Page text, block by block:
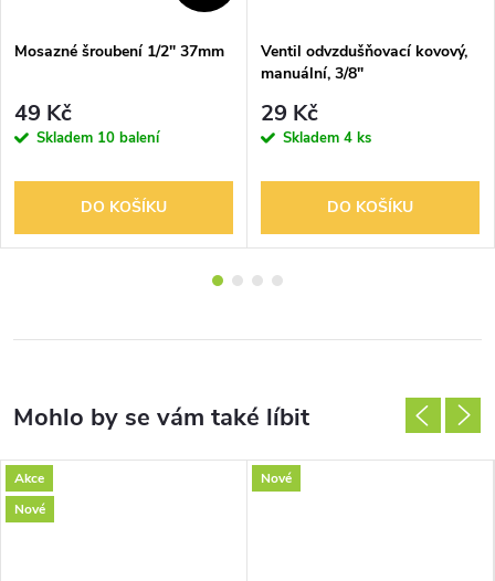
Mosazné šroubení 1/2" 37mm
49 Kč
Skladem 10 balení
DO KOŠÍKU
Ventil odvzdušňovací kovový,
manuální, 3/8"
29 Kč
Skladem 4 ks
DO KOŠÍKU
Akce
Nové
Nové